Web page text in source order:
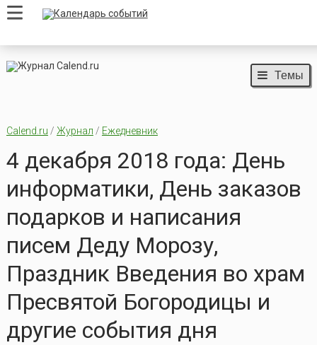
Темы
Calend.ru / Журнал / Ежедневник
4 декабря 2018 года: День
информатики, День заказов
подарков и написания
писем Деду Морозу,
Праздник Введения во храм
Пресвятой Богородицы и
другие события дня